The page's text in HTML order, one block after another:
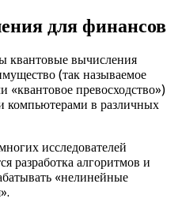
для финансов
квантовые вычисления
(так называемое
«квантовое превосходство»)
компьютерами в различных
исследователей
разработка алгоритмов и
«нелинейные